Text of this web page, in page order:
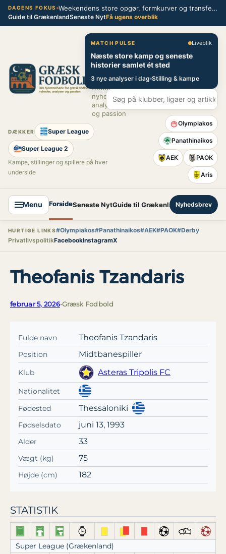
Spring
DAGENS FOKUS Weekendens store opgør, formkurver og transferblik fra græsk fodbold
Guide til GrækenlandSeneste NytFå ugens overblik
Græsk Fodbold
Din
hjemmebane
for græsk
fodbold –
nyheder,
analyser
og passion
DÆKKER Super League
Super League 2
Kampe, stillinger og spillere på hver
underside
MATCH PULSE Liveblik
Næste store kamp og seneste
historier samlet ét sted
3 nye analyser i dag Stilling & kampe
Olympiakos
Panathinaikos
AEK PAOK
Aris
Menu ForsideSeneste NytGuide til GrækenlandSuper League
Nyhedsbrev
HURTIGE LINKS#Olympiakos#Panathinaikos#AEK#PAOK#Derby
PrivatlivspolitikFacebookInstagramX
Theofanis Tzandaris
februar 5, 2026•Græsk Fodbold
Fulde navn Theofanis Tzandaris
Position Midtbanespiller
Klub Asteras Tripolis FC
Nationalitet
Fødested
Thessaloniki
Fødselsdato juni 13, 1993
Alder 33
Vægt (kg) 75
Højde (cm) 182
STATISTIK
Super League (Grækenland)